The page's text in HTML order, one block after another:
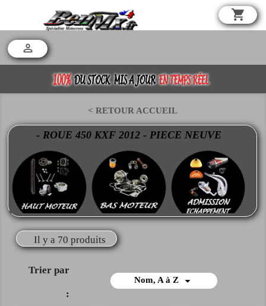
shopping_cart

< RETOUR ACCUEIL
- ROUE 450 KXF 2012 - PIECE NEUVE
Il y a 70 produits
Trier par
:
Nom, A à Z 